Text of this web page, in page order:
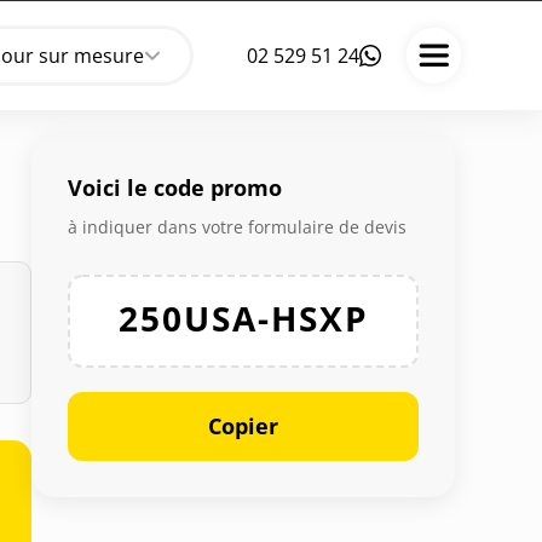
sur mesure 02 529 51 24
Voici le code promo
à indiquer dans votre formulaire de devis
250USA-HSXP
Copier